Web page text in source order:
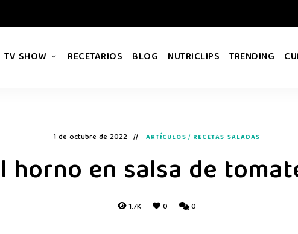
TV SHOW RECETARIOS BLOG NUTRICLIPS TRENDING
1 de octubre de 2022 ARTÍCULOS / RECETAS SALADAS
horno en salsa de
1.7K 0 0